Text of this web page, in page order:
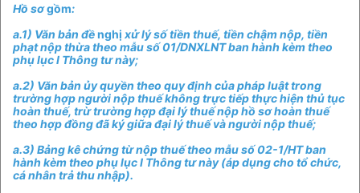
Hồ sơgồm:
a.1) Văn bản đềnghị xử lý số tiền thuế, tiền chậm nộp, tiền
phạt nộp thừa theo mẫu số 01/DNXLNT ban hành kèm theo
phụ lục I Thông tư này;
a.2) Văn bản ủy quyền theo quy định của pháp luật trong
trường hợp người nộp thuế không trực tiếp thực hiện thủ tục
hoàn thuế, trừ trường hợp đại lý thuế nộp hồ sơ hoàn thuế
theo hợp đồng đã ký giữa đại lý thuế và người nộp thuế;
a.3) Bảng kê chứng từ nộp thuế theo mẫu số 02-1/HT ban
hành kèm theo phụ lục I Thông tư này (áp dụng cho tổ chức,
cá nhân trả thu nhập).